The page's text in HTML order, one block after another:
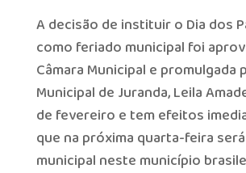
A decisão de instituir o Dia dos
como feriado municipal foi
Câmara Municipal e promulgada
Municipal de Juranda, Leila
de fevereiro e tem efeitos
que na próxima quarta-feira
municipal neste município